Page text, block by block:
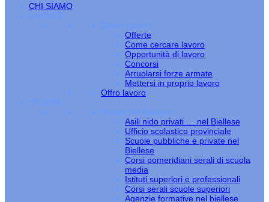
CHI SIAMO
LAVORO
Cerco Lavoro
Offerte
Come cercare lavoro
Opportunità di lavoro
Concorsi
Arruolarsi forze armate
Mettersi in proprio lavoro
Offro lavoro
STUDIO
Scuole nel Biellese
Asili nido privati … nel Biellese
Ufficio scolastico provinciale
Scuole pubbliche e private nel
Biellese
Corsi pomeridiani serali di scuola
media
Istituti superiori e professionali
Corsi serali scuole superiori
Agenzie formative nel biellese